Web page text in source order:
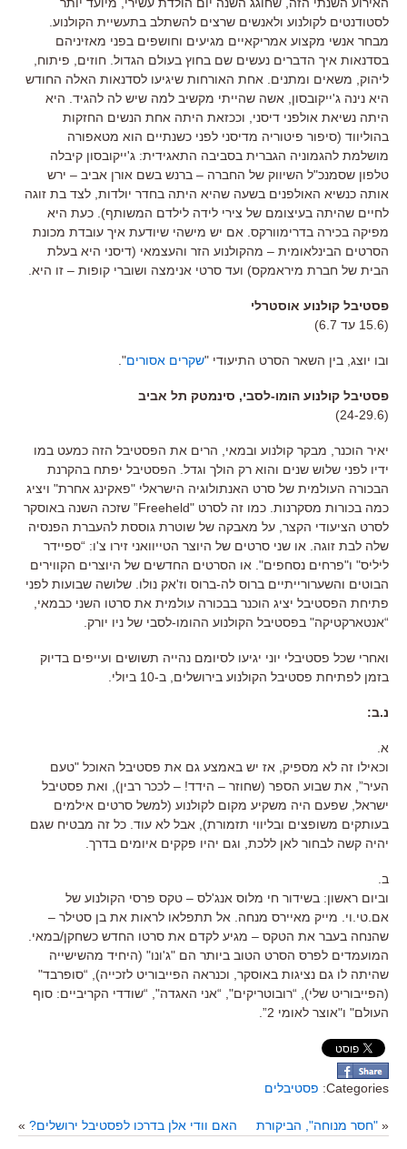
לסטודנטים לקולנוע ולאנשים שרצים להשתלב בתעשיית הקולנוע.
מבחר אנשי מקצוע אמריקאיים מגיעים וחושפים בפני מאזיניהם
בסדנאות איך הדברים נעשים שם בחוץ בעולם הגדול. חוזים, פיתוח,
ליהוק, משאים ומתנים. אחת האורחות שיגיעו לסדנאות האלה החודש
היא נינה ג'ייקובסון, אשה שהייתי מקשיב למה שיש לה להגיד. היא
היתה נשיאת אולפני דיסני, וככזאת היתה אחת הנשים החזקות
בהוליווד (סיפור פיטוריה מדיסני לפני כשנתיים הוא מטאפורה
מושלמת להגמוניה הגברית בסביבה התאגידית: ג'ייקובסון קיבלה
טלפון שסמנכ"ל השיווק של החברה – ברנש בשם אורן אביב – ירש
אותה כנשיא האולפנים בשעה שהיא היתה בחדר יולדות, לצד בת זוגה
לחיים שהיתה בעיצומם של צירי לידה לילדם המשותף). כעת היא
מפיקה בכירה בדרימוורקס. אם יש מישהי שיודעת איך עובדת מכונת
הסרטים הבינלאומית – מהקולנוע הזר והעצמאי (דיסני היא בעלת
הבית של חברת מיראמקס) ועד סרטי אנימצה ושוברי קופות – זו היא.
פסטיבל קולנוע אוסטרלי
(15.6 עד 6.7)
ובו יוצג, בין השאר הסרט התיעודי "שקרים אסורים".
פסטיבל קולנוע הומו-לסבי, סינמטק תל אביב
(24-29.6)
יאיר הוכנר, מבקר קולנוע ובמאי, הרים את הפסטיבל הזה כמעט במו
ידיו לפני שלוש שנים והוא רק הולך וגדל. הפסטיבל יפתח בהקרנת
הבכורה העולמית של סרט האנתולוגיה הישראלי "פאקינג אחרת" ויציג
כמה בכורות מסקרנות. כמו זה לסרט "Freeheld” שזכה השנה באוסקר
לסרט הציעודי הקצר, על מאבקה של שוטרת גוססת להעברת הפנסיה
שלה לבת זוגה. או שני סרטים של היוצר הטייוואני זירו צ'ו: “ספיידר
ליליס" ו"פרחים נסחפים". או הסרטים החדשים של היוצרים הקווירים
הבוטים והשערורייתיים ברוס לה-ברוס וז'אק נולו. שלושה שבועות לפני
פתיחת הפסטיבל יציג הוכנר בבכורה עולמית את סרטו השני כבמאי,
“אנטארקטיקה" בפסטיבל הקולנוע ההומו-לסבי של ניו יורק.
ואחרי שכל פסטיבלי יוני יגיעו לסיומם נהייה תשושים ועייפים בדיוק
בזמן לפתיחת פסטיבל הקולנוע בירושלים, ב-10 ביולי.
נ.ב:
א.
וכאילו זה לא מספיק, אז יש באמצע גם את פסטיבל האוכל "טעם
העיר”, את שבוע הספר (שחוזר – הידד! – לככר רבין), ואת פסטיבל
ישראל, שפעם היה משקיע מקום לקולנוע (למשל סרטים אילמים
בעותקים משופצים ובליווי תזמורת), אבל לא עוד. כל זה מבטיח שגם
יהיה קשה לבחור לאן ללכת, וגם יהיו פקקים איומים בדרך.
ב.
וביום ראשון: בשידור חי מלוס אנג'לס – טקס פרסי הקולנוע של
אם.טי.וי. מייק מאיירס מנחה. אל תתפלאו לראות את בן סטילר –
שהנחה בעבר את הטקס – מגיע לקדם את סרטו החדש כשחקן/במאי.
המועמדים לפרס הסרט הטוב ביותר הם "ג'ונו" (היחיד מהשישייה
שהיתה לו גם נציגות באוסקר, וכנראה הפייבוריט לזכייה), “סופרבד"
(הפייבוריט שלי), “רובוטריקים", “אני האגדה", “שודדי הקריביים: סוף
העולם" ו"אוצר לאומי 2”.
Categories: פסטיבלים
« "חסר מנוחה", הביקורת האם וודי אלן בדרכו לפסטיבל ירושלים? »